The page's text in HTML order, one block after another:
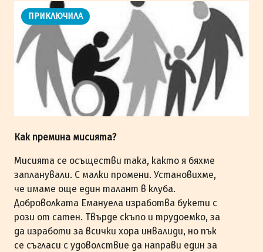
ПРИКЛЮЧИЛА
Как премина мисията?
Мисията се осъществи така, както я бяхме
запланували. С малки промени. Установихме,
че имаме още един талант в клуба.
Доброволката Емануела изработва букети с
рози от сатен. Твърде скъпо и трудоемко, за
да изработи за всички хора инвалиди, но пък
се съгласи с удоволствие да направи един за